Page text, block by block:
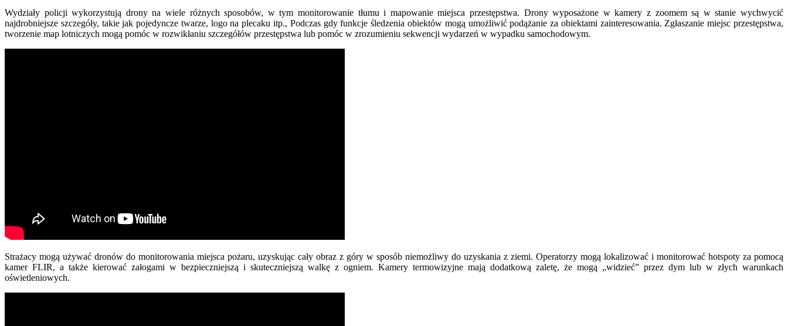
Wydziały policji wykorzystują drony na wiele różnych sposobów, w tym monitorowanie tłumu i mapowanie miejsca przestępstwa. Drony wyposażone w kamery z zoomem są w stanie wychwycić
najdrobniejsze szczegóły, takie jak pojedyncze twarze, logo na plecaku itp., Podczas gdy funkcje śledzenia obiektów mogą umożliwić podążanie za obiektami zainteresowania. Zgłaszanie miejsc przestępstwa,
tworzenie map lotniczych mogą pomóc w rozwikłaniu szczegółów przestępstwa lub pomóc w zrozumieniu sekwencji wydarzeń w wypadku samochodowym.
Strażacy mogą używać dronów do monitorowania miejsca pożaru, uzyskując cały obraz z góry w sposób niemożliwy do uzyskania z ziemi. Operatorzy mogą lokalizować i monitorować hotspoty za pomocą
kamer FLIR, a także kierować załogami w bezpieczniejszą i skuteczniejszą walkę z ogniem. Kamery termowizyjne mają dodatkową zaletę, że mogą „widzieć” przez dym lub w złych warunkach
oświetleniowych.